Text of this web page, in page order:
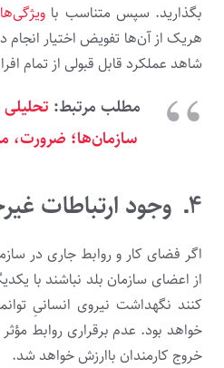
بگذارید. سپس متناسب با
هریک از آن‌ها تفویض اختیار انجام
شاهد عملکرد قابل قبولی از تمام
مطلب مرتبط:
سازمان‌ها؛ ضرورت،
۴ـ وجود ارتباطات
اگر فضای کار و روابط جاری در
از اعضای سازمان بلد نباشند با
کنند نگهداشت نیروی انسانیِ
خواهد بود‌. عدم برقراری روابط
خروج کارمندان باارزش خواهد شد.